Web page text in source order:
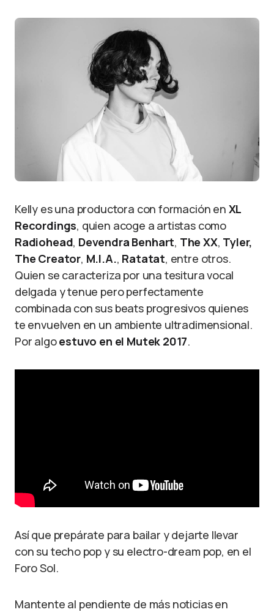
Kelly es una productora con formación en XL
Recordings, quien acoge a artistas como
Radiohead, Devendra Benhart, The XX, Tyler,
The Creator, M.I.A., Ratatat, entre otros.
Quien se caracteriza por una tesitura vocal
delgada y tenue pero perfectamente
combinada con sus beats progresivos quienes
te envuelven en un ambiente ultradimensional.
Por algoestuvo en el Mutek 2017.
Así que prepárate para bailar y dejarte llevar
con su techo pop y su electro-dream pop, en el
Foro Sol.
Mantente al pendiente de más noticias en